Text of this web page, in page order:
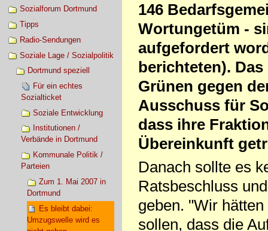
Sozialforum Dortmund
Tipps
Radio-Sendungen
Soziale Lage / Sozialpolitik
Dortmund speziell
Für ein echtes
Sozialticket
Soziale Entwicklung
Institutionen /
Verbände in Dortmund
Kommunale Politik /
Parteien
Zum 1. Mai 2007 in
Dortmund
Es bleibt dabei:
Umzugswelle wird es
146
Wortungetüm -
aufgefordert
berichteten).
Grünen gegen
Ausschuss für
dass ihre
Übereinkunft
Danach sollte es
Ratsbeschluss
geben. "Wir
sollen, dass die